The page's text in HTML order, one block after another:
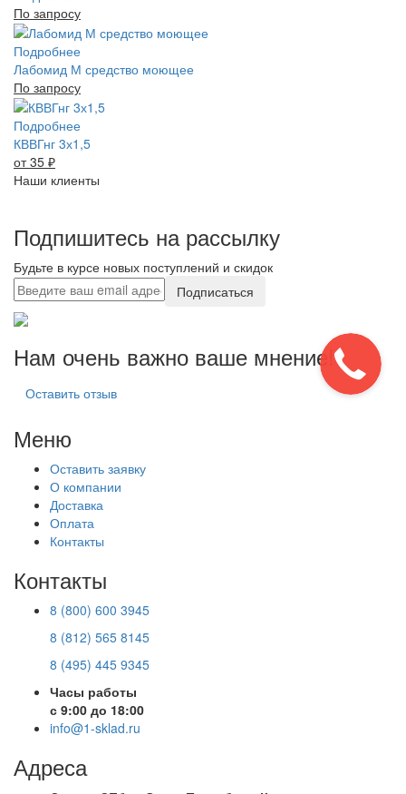
По запросу
Подробнее
Лабомид М средство моющее
По запросу
Подробнее
КВВГнг 3х1,5
от 35 ₽
Наши клиенты
Подпишитесь на рассылку
Будьте в курсе новых поступлений и скидок
Подписаться
Нам очень важно ваше мнение!
Оставить отзыв
Меню
Оставить заявку
О компании
Доставка
Оплата
Контакты
Контакты
8 (800) 600 3945
8 (812) 565 8145
8 (495) 445 9345
Часы работы
с 9:00 до 18:00
info@1-sklad.ru
Адреса